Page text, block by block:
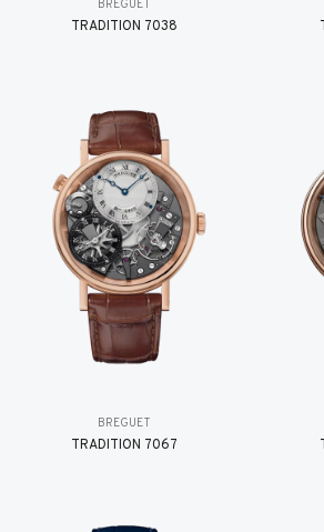
BREGUET
TRADITION 7038
BREGUET
TRADITION 7067